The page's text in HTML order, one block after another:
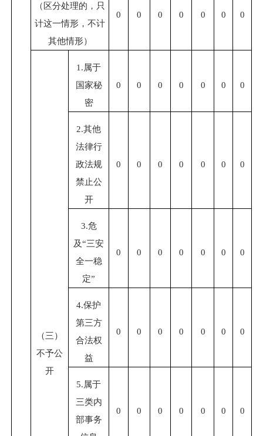
（区分处理的，只
计这一情形，不计
其他情形）
0 0 0 0 0 0 0
（三）
不予公
开
1.属于
国家秘
密
0 0 0 0 0 0 0
2.其他
法律行
政法规
禁止公
开
0 0 0 0 0 0 0
3.危
及“三安
全一稳
定”
0 0 0 0 0 0 0
4.保护
第三方
合法权
益
0 0 0 0 0 0 0
5.属于
三类内
部事务
0 0 0 0 0 0 0